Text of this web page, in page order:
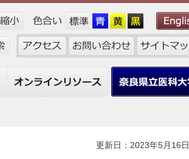
更新日：2023年5月16日